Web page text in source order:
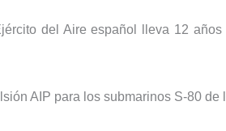
del Aire español lleva 12
AIP para los submarinos S-80 de